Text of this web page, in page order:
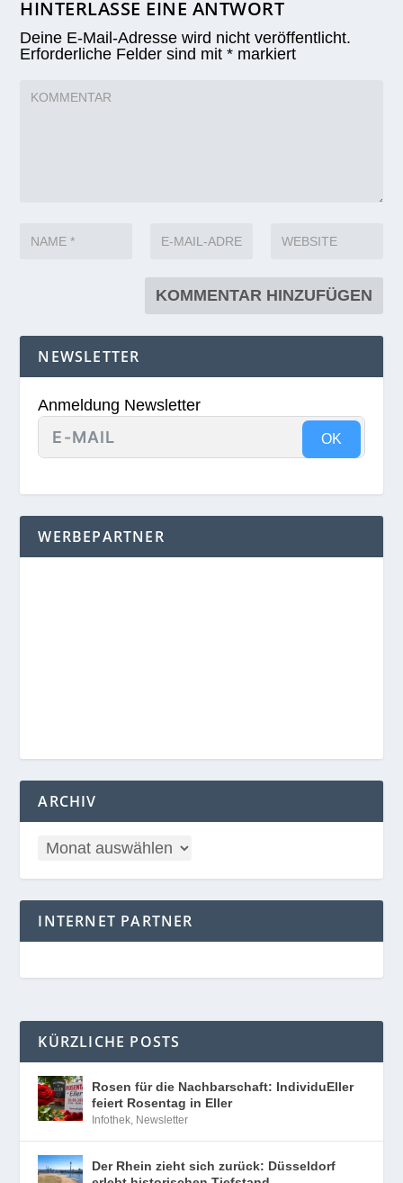
HINTERLASSE EINE ANTWORT
Deine E-Mail-Adresse wird nicht veröffentlicht.
Erforderliche Felder sind mit* markiert
NEWSLETTER
Anmeldung Newsletter
OK
WERBEPARTNER
ARCHIV
INTERNET PARTNER
KÜRZLICHE POSTS
Rosen für die Nachbarschaft: IndividuEller
feiert Rosentag in Eller
Infothek, Newsletter
Der Rhein zieht sich zurück: Düsseldorf